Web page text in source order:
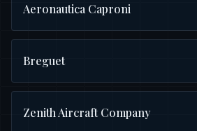
Aeronautica Caproni
Breguet
Zenith Aircraft Company